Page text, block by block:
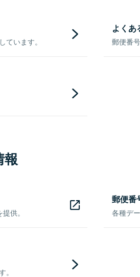
います。
よくあ
郵便番
報
供。
郵便番
各種デ